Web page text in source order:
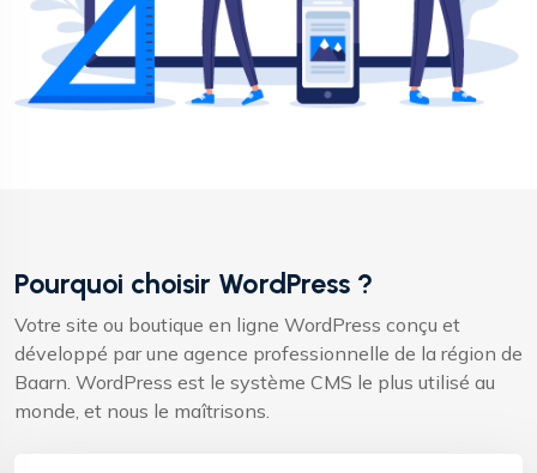
Pourquoi choisir WordPress ?
Votre site ou boutique en ligne WordPress conçu et
développé par une agence professionnelle de la région de
Baarn. WordPress est le système CMS le plus utilisé au
monde, et nous le maîtrisons.